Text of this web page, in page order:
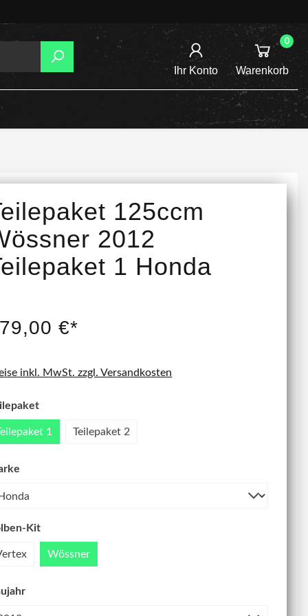
Ihr Konto
0
Warenkorb
/
NEU
125ccm
2012
1 Honda
€*
inkl. MwSt. zzgl. Versandkosten
1 Teilepaket 2
Kit
Wössner